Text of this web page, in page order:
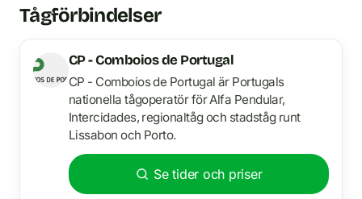
Tågförbindelser
CP - Comboios de Portugal
CP - Comboios de Portugal är Portugals
nationella tågoperatör för Alfa Pendular,
Intercidades, regionaltåg och stadståg runt
Lissabon och Porto.
Se tider och priser